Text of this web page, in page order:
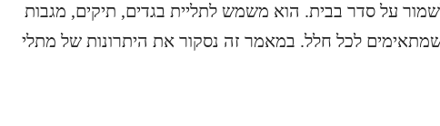
על סדר בבית. הוא משמש לתליית בגדים, תיקים, מגבות
שמתאימים לכל חלל. במאמר זה נסקור את היתרונות של מתלי